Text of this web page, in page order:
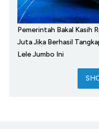
Pemerintah Bakal Kasih
Juta Jika Berhasil
Lele Jumbo Ini